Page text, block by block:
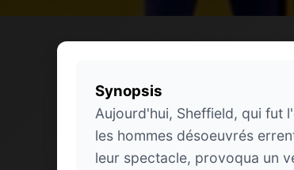
Synopsis
Aujourd'hui, Sheffield, qui fut
les hommes désoeuvrés
leur spectacle, provoqua un